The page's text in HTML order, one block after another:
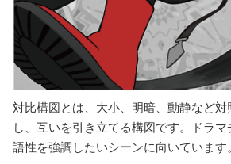
対比構図とは、大小、明暗、動静など対
し、互いを引き立てる構図です。ドラ
語性を強調したいシーンに向いています